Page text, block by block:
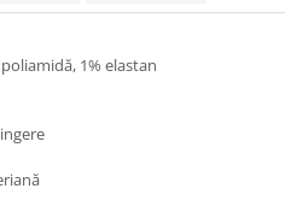
1% elastan